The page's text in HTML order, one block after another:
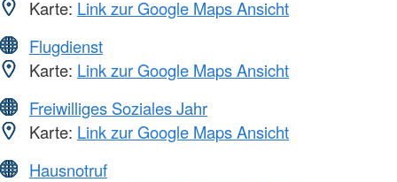
Karte: Link zur Google Maps Ansicht
Flugdienst
Karte: Link zur Google Maps Ansicht
Freiwilliges Soziales Jahr
Karte: Link zur Google Maps Ansicht
Hausnotruf